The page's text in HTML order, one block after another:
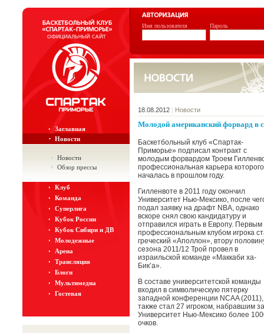
Имя пользователя Пароль
Заглавная
Новости
Новости
Обзор прессы
Клуб
Команда
Суперлига
Кубок России
Кубок Сибири и ДВ
Молодежные
Арена
Трансляция
Блоги
Мультимедиа
Гостевая
18.08.2012 | Новости
Молодой американский форвард в
Баскетбольный клуб «Спартак-
Приморье» подписал контракт с
молодым форвардом Троем
профессиональная карьера которого
началась в прошлом году.
Гилленвоте в 2011 году окончил
Университет Нью-Мексико, после
подал заявку на драфт NBA, однако
вскоре снял свою кандидатуру и
отправился играть в Европу. Первым
профессиональным клубом игрока
греческий «Аполлон», втору
сезона 2011/12 Трой провел в
израильской команде «Маккаби ха-
Бик’а».
В составе университетской команды
входил в символическую пятерку
западной конференции NCAA
также стал 27 игроком, набравшим за
Университет Нью-Мексико более
очков.